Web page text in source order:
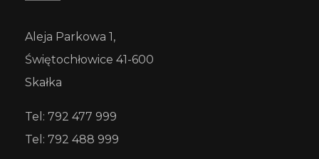
Aleja Parkowa 1,
Świętochłowice 41-600
Skałka
Tel: 792 477 999
Tel: 792 488 999